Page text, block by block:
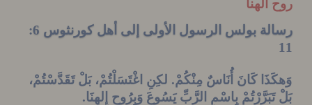
بولس الرسول الأولى إلى أهل كورنثوس 6 :
كَانَ أُنَاسٌ مِنْكُمْ. لكِنِ اغْتَسَلْتُمْ، بَلْ تَقَدَّسْتُمْ،
بِاسْمِ الرَّبِّ يَسُوعَ وَبِرُوحِ إِلهِنَا.